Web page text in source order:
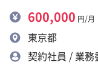
600,000 円/月
東京都
契約社員 / 業務